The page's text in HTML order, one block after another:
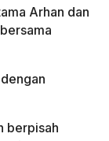
Arhan dan
berpisah